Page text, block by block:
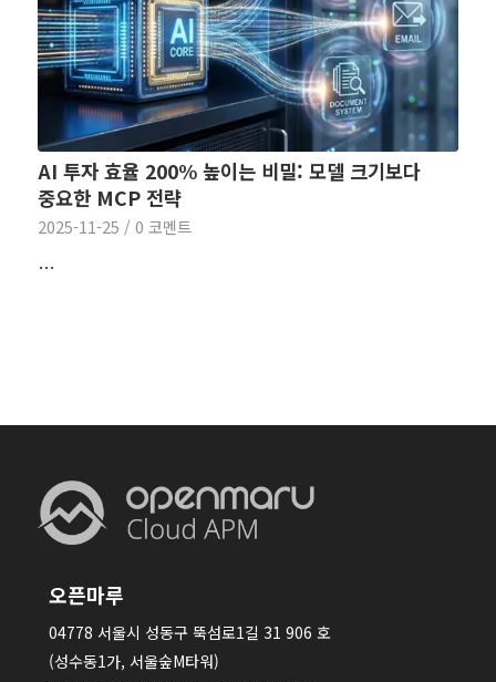
AI 투자 효율 200% 높이는 비밀: 모델 크기보다
중요한 MCP 전략
2025-11-25 / 0 코멘트
…
오픈마루
04778 서울시 성동구 뚝섬로1길 31 906 호
(성수동1가, 서울숲M타워)